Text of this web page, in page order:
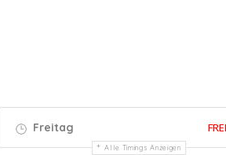
Freitag
Alle Timings Anzeigen